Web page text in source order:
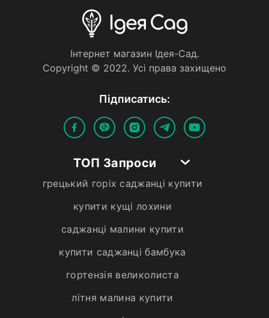
Iнтернет магазин Iдея-Сад.
Copyright © 2022. Усi права захищено
Пiдписатись:
ТОП Запроси
грецький горіх саджанці купити
купити кущі лохини
саджанці малини купити
купити саджанці бамбука
гортензія великолиста
літня малина купити